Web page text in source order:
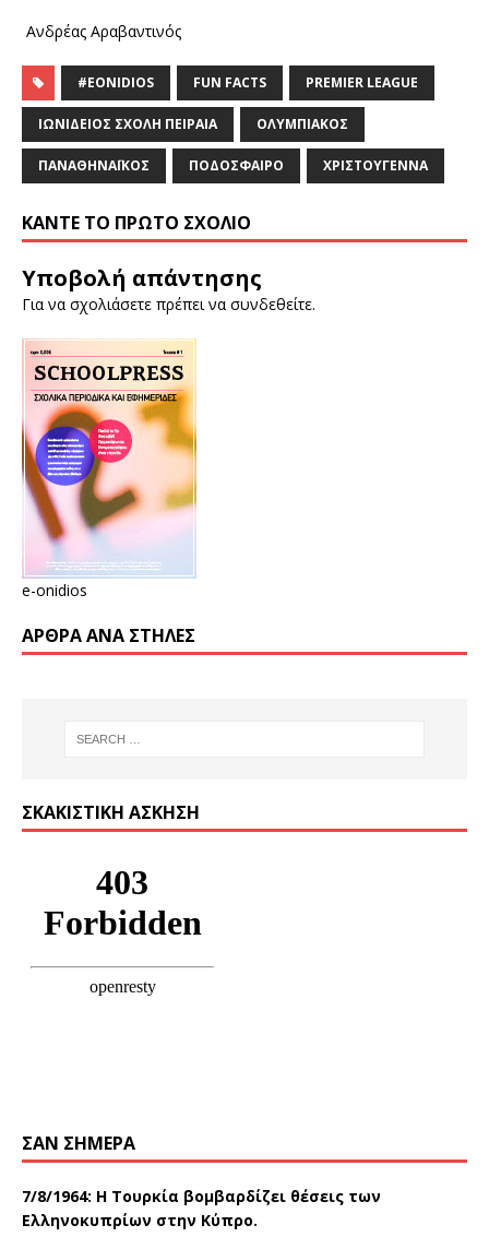
Ανδρέας Αραβαντινός
#EONIDIOS FUN FACTS PREMIER LEAGUE
ΙΩΝΊΔΕΙΟΣ ΣΧΟΛΉ ΠΕΙΡΑΙΆ ΟΛΥΜΠΙΑΚΌΣ
ΠΑΝΑΘΗΝΑΪΚΌΣ ΠΟΔΌΣΦΑΙΡΟ ΧΡΙΣΤΟΎΓΕΝΝΑ
ΚΆΝΤΕ ΤΟ ΠΡΏΤΟ ΣΧΌΛΙΟ
Υποβολή απάντησης
Για να σχολιάσετε πρέπει να συνδεθείτε.
e-onidios
ΆΡΘΡΑ ΑΝΆ ΣΤΉΛΕΣ
ΣΚΑΚΙΣΤΙΚΉ ΆΣΚΗΣΗ
ΣΑΝ ΣΉΜΕΡΑ
7/8/1964: Η Τουρκία βομβαρδίζει θέσεις των
Ελληνοκυπρίων στην Κύπρο.